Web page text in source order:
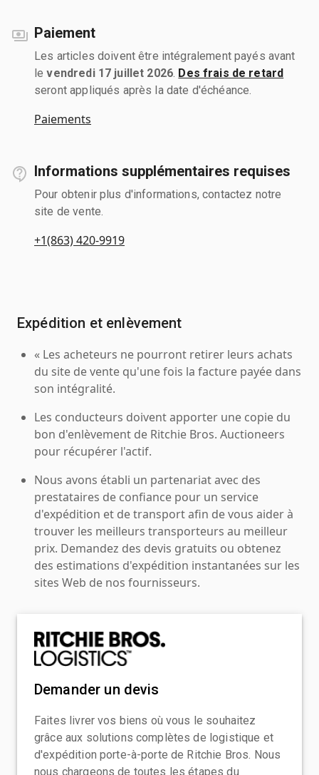
Paiement
Les articles doivent être intégralement payés avant
levendredi 17 juillet 2026 Des frais de retard
seront appliqués après la date d'échéance.
Paiements
Informations supplémentaires requises
Pour obtenir plus d'informations, contactez notre
site de vente.
+1(863) 420-9919
Expédition et enlèvement
« Les acheteurs ne pourront retirer leurs achats
du site de vente qu'une fois la facture payée dans
son intégralité.
Les conducteurs doivent apporter une copie du
bon d'enlèvement de Ritchie Bros. Auctioneers
pour récupérer l'actif.
Nous avons établi un partenariat avec des
prestataires de confiance pour un service
d'expédition et de transport afin de vous aider à
trouver les meilleurs transporteurs au meilleur
prix. Demandez des devis gratuits ou obtenez
des estimations d'expédition instantanées sur les
sites Web de nos fournisseurs.
Demander un devis
Faites livrer vos biens où vous le souhaitez
grâce aux solutions complètes de logistique et
d'expédition porte-à-porte de Ritchie Bros. Nous
nous chargeons de toutes les étapes du